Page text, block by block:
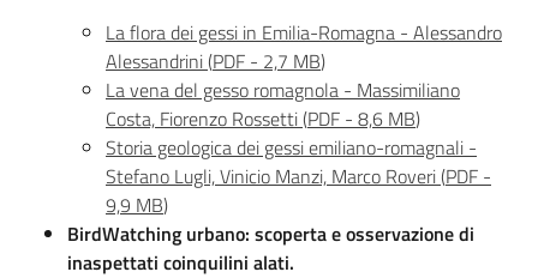
Catalogo dati, servizi
e metadati
Visualizza dati on-
La flora dei gessi in Emilia-Romagna - Alessandro
Alessandrini(PDF - 2,7 MB)
La vena del gesso romagnola - Massimiliano
Costa, Fiorenzo Rossetti(PDF - 8,6 MB)
Storia geologica dei gessi emiliano-romagnali -
Stefano Lugli, Vinicio Manzi, Marco Roveri(PDF -
9,9 MB)
BirdWatching urbano: scoperta e osservazione di
inaspettati coinquilini alati.